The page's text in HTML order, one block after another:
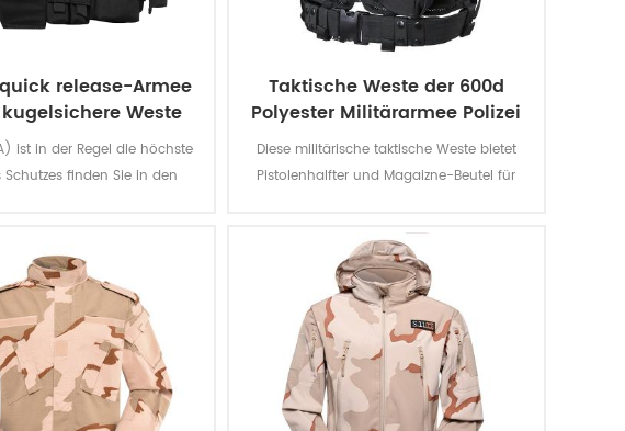
release-Armee
Weste
ist in der Regel die höchste
Schutzes finden Sie in den
großartige Schutz, den.
Sie sich nicht für andere
bieten sich die level-II-a oder
Niveau II.
Taktische Weste der 600d
Polyester Militärarmee Polizei
Diese militärische taktische Weste bietet
Pistolenhalfter und Magaizne-Beutel für
Gewebe mit PVC-Beschichtung macht die
Weste langlebig und wasserdicht.